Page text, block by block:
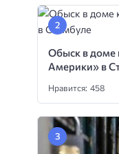
Обыск в доме
Америки» в
Нравится: 458